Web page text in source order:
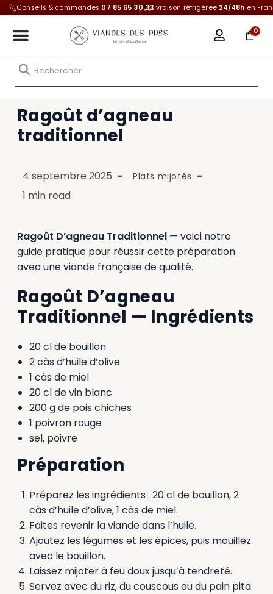
Conseils & commandes 07 85 65 30 33Livraison réfrigérée 24/48h en
0
Ragoût d’agneau
traditionnel
4 septembre 2025 Plats mijotés
1 min read
Ragoût D’agneau Traditionnel — voici notre
guide pratique pour réussir cette préparation
avec une viande française de qualité.
Ragoût D’agneau
Traditionnel — Ingrédients
20 cl de bouillon
2 càs d’huile d’olive
1 càs de miel
20 cl de vin blanc
200 g de pois chiches
1 poivron rouge
sel, poivre
Préparation
Préparez les ingrédients : 20 cl de bouillon, 2
càs d’huile d’olive, 1 càs de miel.
Faites revenir la viande dans l’huile.
Ajoutez les légumes et les épices, puis mouillez
avec le bouillon.
Laissez mijoter à feu doux jusqu’à tendreté.
Servez avec du riz, du couscous ou du pain pita.